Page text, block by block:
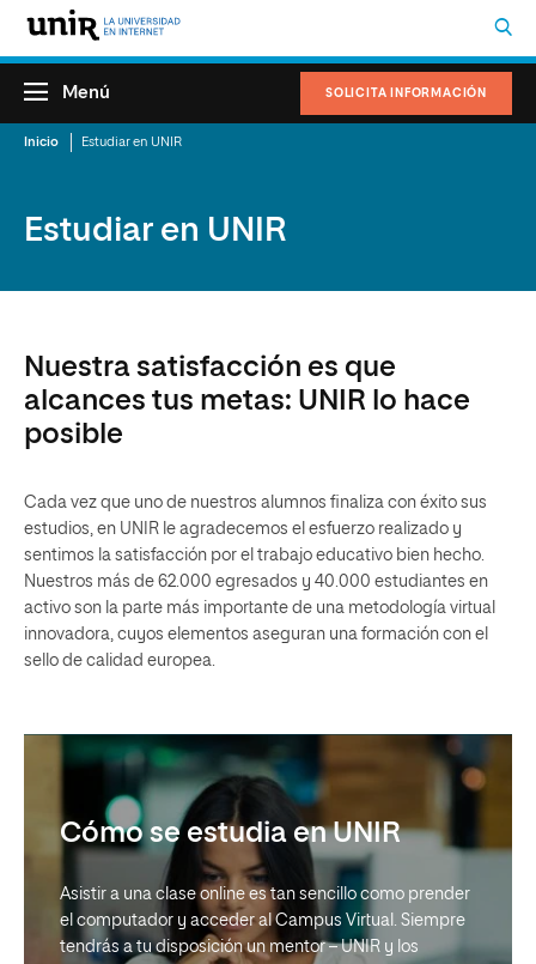
SOLICITA INFORMACIÓN
Menú
Inicio Estudiar en UNIR
Estudiar en UNIR
Nuestra satisfacción es que
alcances tus metas: UNIR lo hace
posible
Cada vez que uno de nuestros alumnos finaliza con éxito sus
estudios, en UNIR le agradecemos el esfuerzo realizado y
sentimos la satisfacción por el trabajo educativo bien hecho.
Nuestros más de 62.000 egresados y 40.000 estudiantes en
activo son la parte más importante de una metodología virtual
innovadora, cuyos elementos aseguran una formación con el
sello de calidad europea.
Cómo se estudia en UNIR
Asistir a una clase online es tan sencillo como prender
el computador y acceder al Campus Virtual. Siempre
tendrás a tu disposición un mentor – UNIR y los